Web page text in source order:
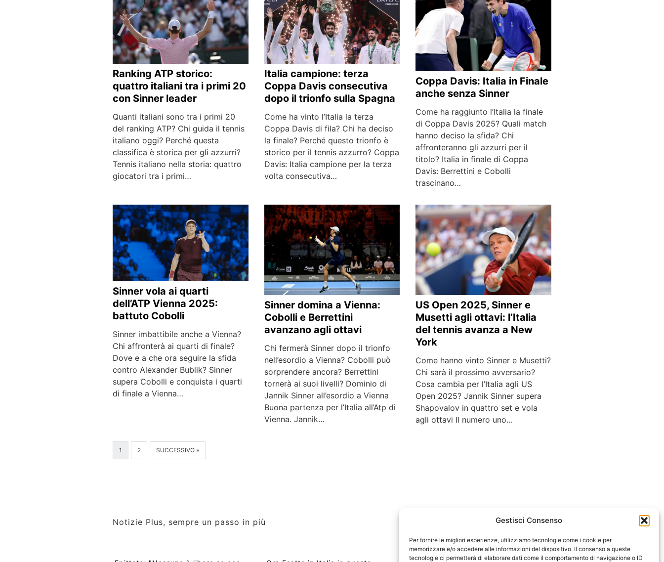
Gestisci Consenso
Per fornire le migliori esperienze, utilizziamo tecnologie come i cookie per
memorizzare e/o accedere alle informazioni del dispositivo. Il consenso a queste
tecnologie ci permetterà di elaborare dati come il comportamento di navigazione o ID
Ranking ATP storico:
quattro italiani tra i primi 20
con Sinner leader
Quanti italiani sono tra i primi 20
del ranking ATP? Chi guida il tennis
italiano oggi? Perché questa
classifica è storica per gli azzurri?
Tennis italiano nella storia: quattro
giocatori tra i primi…
Italia campione: terza
Coppa Davis consecutiva
dopo il trionfo sulla Spagna
Come ha vinto l’Italia la terza
Coppa Davis di fila? Chi ha deciso
la finale? Perché questo trionfo è
storico per il tennis azzurro? Coppa
Davis: Italia campione per la terza
volta consecutiva…
Coppa Davis: Italia in Finale
anche senza Sinner
Come ha raggiunto l’Italia la finale
di Coppa Davis 2025? Quali match
hanno deciso la sfida? Chi
affronteranno gli azzurri per il
titolo? Italia in finale di Coppa
Davis: Berrettini e Cobolli
trascinano…
Sinner vola ai quarti
dell’ATP Vienna 2025:
battuto Cobolli
Sinner imbattibile anche a Vienna?
Chi affronterà ai quarti di finale?
Dove e a che ora seguire la sfida
contro Alexander Bublik? Sinner
supera Cobolli e conquista i quarti
di finale a Vienna…
Sinner domina a Vienna:
Cobolli e Berrettini
avanzano agli ottavi
Chi fermerà Sinner dopo il trionfo
nell’esordio a Vienna? Cobolli può
sorprendere ancora? Berrettini
tornerà ai suoi livelli? Dominio di
Jannik Sinner all’esordio a Vienna
Buona partenza per l’Italia all’Atp di
Vienna. Jannik…
US Open 2025, Sinner e
Musetti agli ottavi: l’Italia
del tennis avanza a New
York
Come hanno vinto Sinner e Musetti?
Chi sarà il prossimo avversario?
Cosa cambia per l’Italia agli US
Open 2025? Jannik Sinner supera
Shapovalov in quattro set e vola
agli ottavi Il numero uno…
1 2 SUCCESSIVO »
Notizie Plus, sempre un passo in più